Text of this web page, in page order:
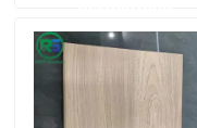
Tampilan VR
Tentang kami